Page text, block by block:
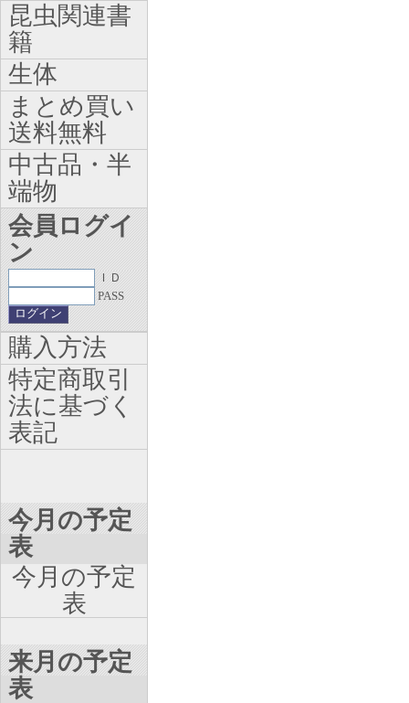
昆虫関連書
籍
生体
まとめ買い
送料無料
中古品・半
端物
会員ログイ
ン
ＩＤ
PASS
購入方法
特定商取引
法に基づく
表記
今月の予定
表
今月の予定
表
来月の予定
表